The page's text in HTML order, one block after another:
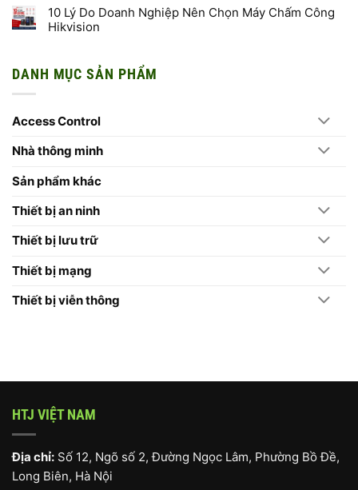
Nghệ
AI
Xử
Hệ
2026
Lỗi
Khi
Chọn
Camera
bình
luận
ở
10 Lý Do Doanh Nghiệp Nên Chọn Máy Chấm Công
Hikvision
luận
ở
Doanh
Nghiệp
Chọn
Máy
Công
Hikvision
DANH MỤC SẢN PHẨM
Access Control
Nhà thông minh
Sản phẩm khác
Thiết bị an ninh
Thiết bị lưu trữ
Thiết bị mạng
Thiết bị viễn thông
HTJ VIỆT NAM
Địa chỉ: Số 12, Ngõ số 2, Đường Ngọc Lâm, Phường Bồ Đề,
Long Biên, Hà Nội